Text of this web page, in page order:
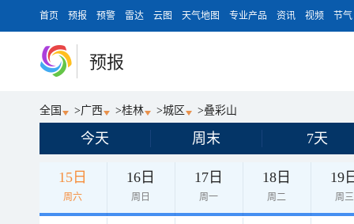
首页 预报 预警 雷达 云图 天气地图 专业产品 资讯 视频 节气
预报
全国 >广西 >桂林 >城区 >叠彩山
今天 周末 7天
15日
周六
16日
周日
17日
周一
18日
周二
19
周三